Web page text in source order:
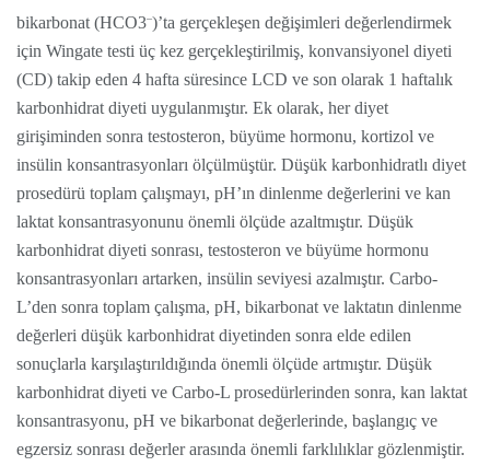
bikarbonat (HCO3–)’ta gerçekleşen değişimleri değerlendirmek
için Wingate testi üç kez gerçekleştirilmiş, konvansiyonel diyeti
(CD) takip eden 4 hafta süresince LCD ve son olarak 1 haftalık
karbonhidrat diyeti uygulanmıştır. Ek olarak, her diyet
girişiminden sonra testosteron, büyüme hormonu, kortizol ve
insülin konsantrasyonları ölçülmüştür. Düşük karbonhidratlı diyet
prosedürü toplam çalışmayı, pH’ın dinlenme değerlerini ve kan
laktat konsantrasyonunu önemli ölçüde azaltmıştır. Düşük
karbonhidrat diyeti sonrası, testosteron ve büyüme hormonu
konsantrasyonları artarken, insülin seviyesi azalmıştır. Carbo-
L’den sonra toplam çalışma, pH, bikarbonat ve laktatın dinlenme
değerleri düşük karbonhidrat diyetinden sonra elde edilen
sonuçlarla karşılaştırıldığında önemli ölçüde artmıştır. Düşük
karbonhidrat diyeti ve Carbo-L prosedürlerinden sonra, kan laktat
konsantrasyonu, pH ve bikarbonat değerlerinde, başlangıç ve
egzersiz sonrası değerler arasında önemli farklılıklar gözlenmiştir.